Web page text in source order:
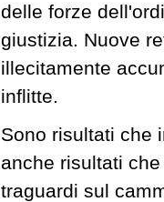
delle forze
giustizia. Nuove
illecitamente
inflitte.
Sono risultati che
anche risultati
traguardi sul